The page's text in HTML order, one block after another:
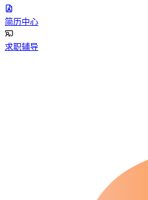
简历中心
求职辅导